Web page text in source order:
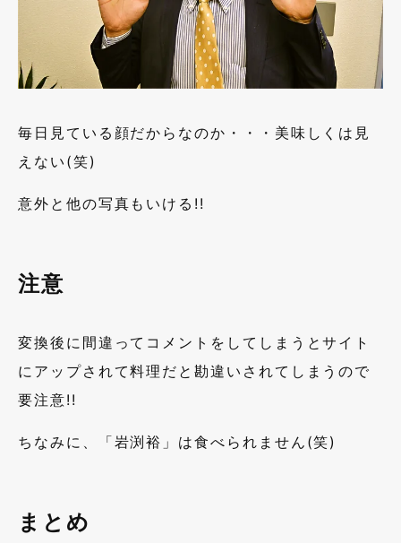
毎日見ている顔だからなのか・・・美味しくは見
えない(笑)
意外と他の写真もいける!!
注意
変換後に間違ってコメントをしてしまうとサイト
にアップされて料理だと勘違いされてしまうので
要注意!!
ちなみに、「岩渕裕」は食べられません(笑)
まとめ